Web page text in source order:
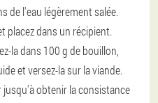
de l'eau légèrement salée.
placez dans un récipient.
la dans 100 g de bouillon,
et versez-la sur la viande.
jusqu'à obtenir la consistance